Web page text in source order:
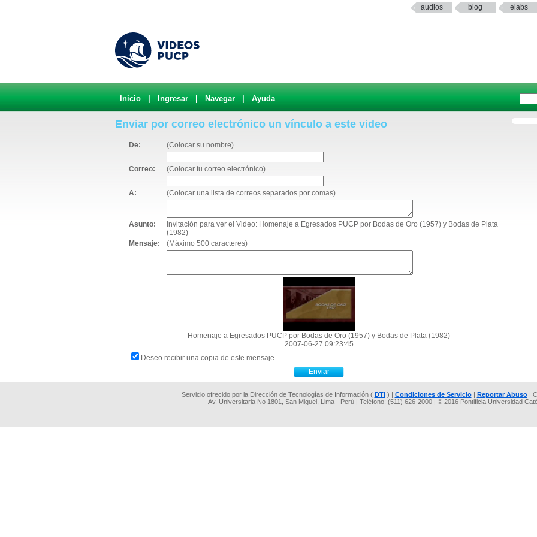
audios blog elabs
Inicio Ingresar Navegar Ayuda
Enviar por correo electrónico un vínculo a este video
De: (Colocar su nombre)
Correo: (Colocar tu correo electrónico)
A: (Colocar una lista de correos separados por comas)
Asunto:
Invitación para ver el Video: Homenaje a Egresados PUCP por Bodas de Oro (1957) y Bodas de Plata
(1982)
Mensaje:
(Máximo 500 caracteres)
Homenaje a Egresados PUCP por Bodas de Oro (1957) y Bodas de Plata (1982)
2007-06-27 09:23:45
Deseo recibir una copia de este mensaje.
Servicio ofrecido por la Dirección de Tecnologías de Información ( DTI) | Condiciones de Servicio| Reportar Abuso|
Av. Universitaria No 1801, San Miguel, Lima - Perú | Teléfono: (511) 626-2000 | © 2016 Pontificia Universidad